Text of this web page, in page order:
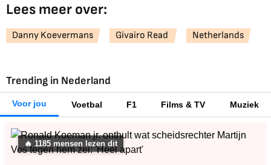
Lees meer over:
Danny Koevermans Givairo Read Netherlands
Trending in Nederland
Voor jou Voetbal F1 Films & TV Muziek
🔥 1185 mensen lezen dit